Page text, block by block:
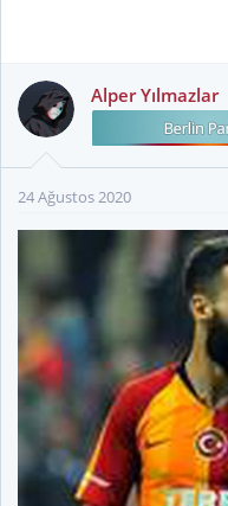
Alper Yılmazlar
24 Ağustos 2020